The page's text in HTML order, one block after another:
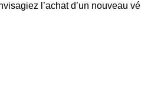
l’achat d’un nouveau